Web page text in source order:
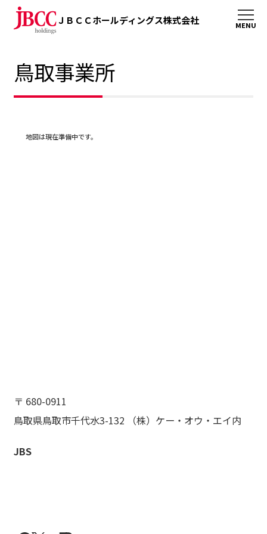
ＪＢＣＣホールディングス株式会社
鳥取事業所
地図は現在準備中です。
〒 680-0911
鳥取県鳥取市千代水3-132 （株）ケー・オウ・エイ内
JBS